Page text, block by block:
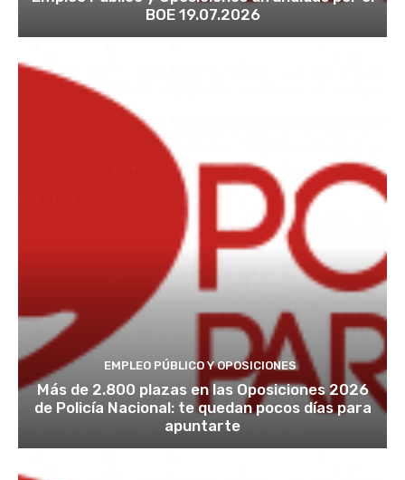
BOE 19.07.2026
EMPLEO PÚBLICO Y OPOSICIONES
Más de 2.800 plazas en las Oposiciones 2026
de Policía Nacional: te quedan pocos días para
apuntarte